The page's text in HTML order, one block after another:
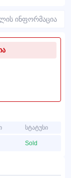
ინფორმაცია
სტატუსი
Sold